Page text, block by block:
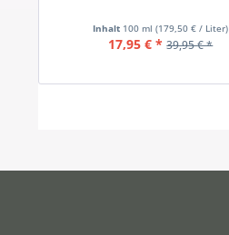
Inhalt 100 ml(179,50 € / Liter)
17,95 € * 39,95 € *